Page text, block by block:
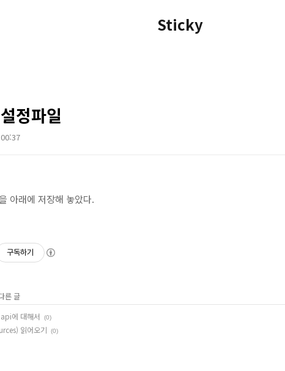
Sticky
정파일
아래에 저장해 놓았다.
구독하기
른 글
에 대해서
(0)
읽어오기 (0)